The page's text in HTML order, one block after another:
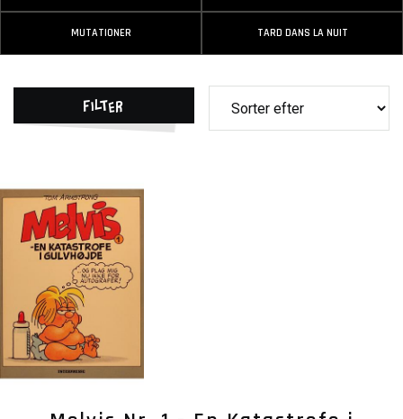
MUTATIONER TARD DANS LA NUIT
Filter